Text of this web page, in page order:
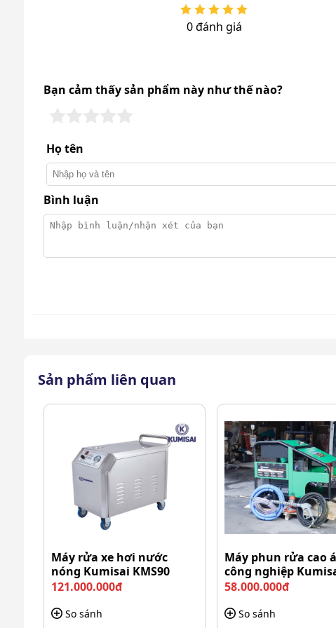
Làm sạch rêu mốc, mảng bám: Đánh bay rong
Model Perfect PF-MO7050 ứng
Thiết bị gia dụng: Làm sạch các đồ dùng cỡ lớn
Dụng cụ lao động: Vệ sinh các thiết bị, dụng cụ
Chăm sóc cây: Hỗ trợ tưới cây nhờ chế độ phun
Những điểm mạnh của máy
MO7050
0 đánh giá
Bạn cảm thấy sản phẩm này như thế nào?
Họ tên
Bình luận
Sản phẩm liên quan
Máy rửa xe hơi nước
nóng Kumisai KMS90
121.000.000đ
So sánh
Máy phun rửa cao
công nghiệp
KMS-350/15
58.000.000đ
So sánh